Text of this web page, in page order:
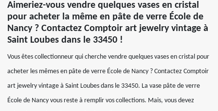
Aimeriez-vous vendre quelques vases en cristal
pour acheter la même en pâte de verre École de
Nancy ? Contactez Comptoir art jewelry vintage à
Saint Loubes dans le 33450 !
Vous êtes collectionneur qui cherche vendre quelques vases en cristal pour
acheter les mêmes en pâte de verre École de Nancy ? Contactez Comptoir
art jewelry vintage à Saint Loubes dans le 33450. La vase pâte de verre
École de Nancy vous reste à remplir vos collections. Mais, vous devez